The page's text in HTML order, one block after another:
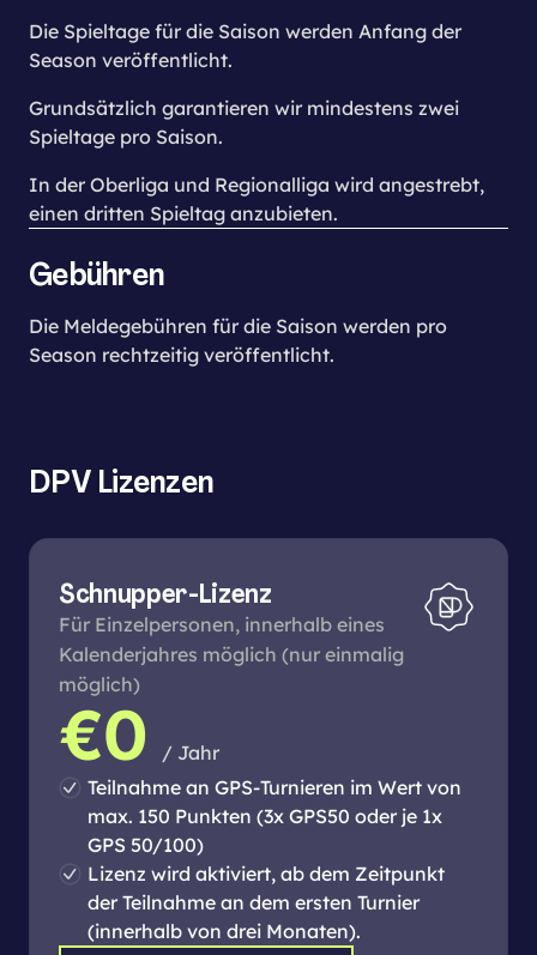
Die Spieltage für die Saison werden Anfang der
Season veröffentlicht.
Grundsätzlich garantieren wir mindestens zwei
Spieltage pro Saison.
​In der Oberliga und Regionalliga wird angestrebt,
einen dritten Spieltag anzubieten.
Gebühren
Die Meldegebühren für die Saison werden pro
Season rechtzeitig veröffentlicht.
DPV Lizenzen
Schnupper-Lizenz
Für Einzelpersonen, innerhalb eines
Kalenderjahres möglich (nur einmalig
möglich)
€0
/ Jahr
Teilnahme an GPS-Turnieren im Wert von
max. 150 Punkten (3x GPS50 oder je 1x
GPS 50/100)
Lizenz wird aktiviert, ab dem Zeitpunkt
der Teilnahme an dem ersten Turnier
(innerhalb von drei Monaten).